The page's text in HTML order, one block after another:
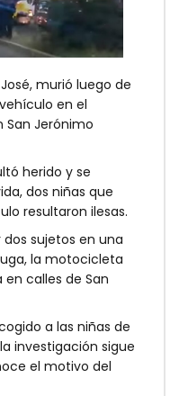
murió luego de
en el
San Jerónimo
herido y se
dos niñas que
resultaron ilesas.
sujetos en una
la motocicleta
calles de San
a las niñas de
investigación sigue
el motivo del